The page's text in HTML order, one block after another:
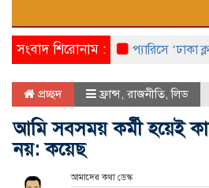
সংবাদ শিরোনাম :প্যারিসে ‘ঢাকা ক্লাব
প্রচ্ছদ ফ্রান্স, রাজনীতি,লিড
আমি সবসময় কর্মী হয়েই
নয়: কয়েছ
আমাদের কথা ডেস্ক